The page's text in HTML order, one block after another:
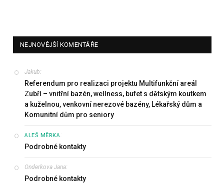
NEJNOVĚJŠÍ KOMENTÁŘE
Jakub:
Referendum pro realizaci projektu Multifunkční areál
Zubří – vnitřní bazén, wellness, bufet s dětským koutkem
a kuželnou, venkovní nerezové bazény, Lékařský dům a
Komunitní dům pro seniory
ALEŠ MĚRKA:
Podrobné kontakty
Onderkova Jana:
Podrobné kontakty